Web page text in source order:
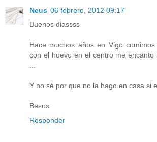
Neus 06 febrero, 2012 09:17
Buenos diassss
Hace muchos años en Vigo
con el huevo en el centro me
Y no sé por que no la hago en casa si
Besos
Responder